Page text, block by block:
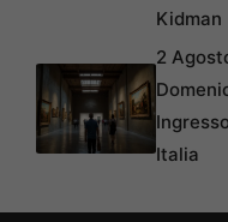
Kidman
2
Italia